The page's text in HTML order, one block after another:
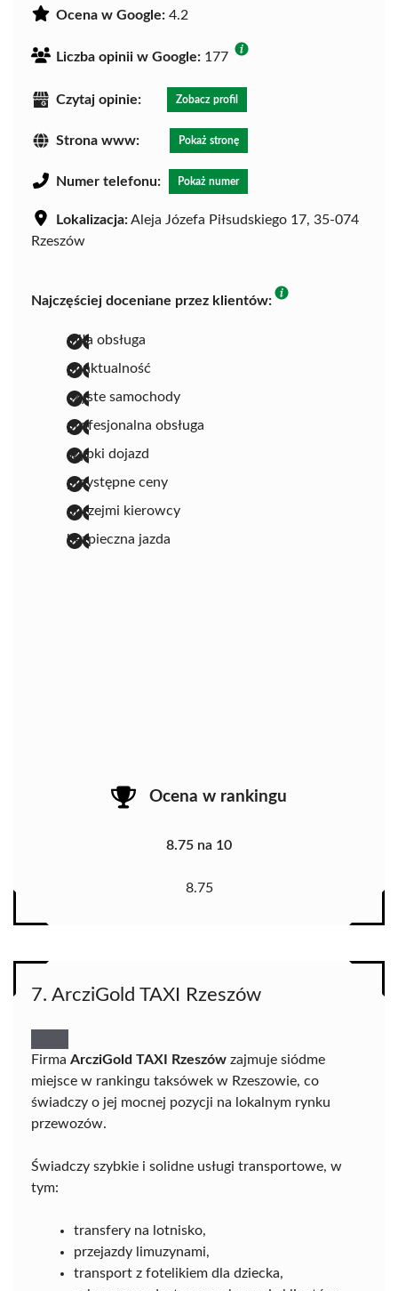
Ocena w Google: 4.2
Liczba opinii w Google: 177
Czytaj opinie: Zobacz profil
Strona www: Pokaż stronę
Numer telefonu: Pokaż numer
Lokalizacja:Aleja Józefa Piłsudskiego 17, 35-074
Rzeszów
Najczęściej doceniane przez klientów:
miła obsługa
punktualność
czyste samochody
profesjonalna obsługa
szybki dojazd
przystępne ceny
uprzejmi kierowcy
bezpieczna jazda
Ocena w rankingu
8.75 na 10
8.75
7. ArcziGold TAXI Rzeszów
Firma ArcziGold TAXI Rzeszów zajmuje siódme
miejsce w rankingu taksówek w Rzeszowie, co
świadczy o jej mocnej pozycji na lokalnym rynku
przewozów.
Świadczy szybkie i solidne usługi transportowe, w
tym:
transfery na lotnisko,
przejazdy limuzynami,
transport z fotelikiem dla dziecka,